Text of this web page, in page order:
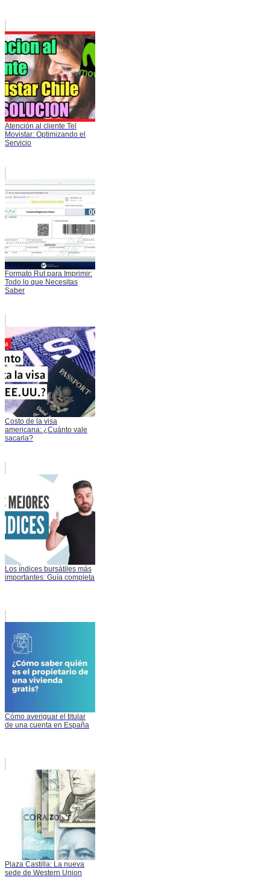
Atención al cliente Tel
Movistar: Optimizando el
Servicio
Formato Rut para Imprimir:
Todo lo que Necesitas
Saber
Costo de la visa
americana: ¿Cuánto vale
sacarla?
Los índices bursátiles más
importantes: Guía completa
Cómo averiguar el titular
de una cuenta en España
Plaza Castilla: La nueva
sede de Western Union